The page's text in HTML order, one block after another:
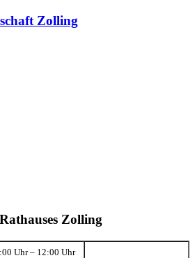
Zolling
Zolling
Uhr – 12:00 Uhr